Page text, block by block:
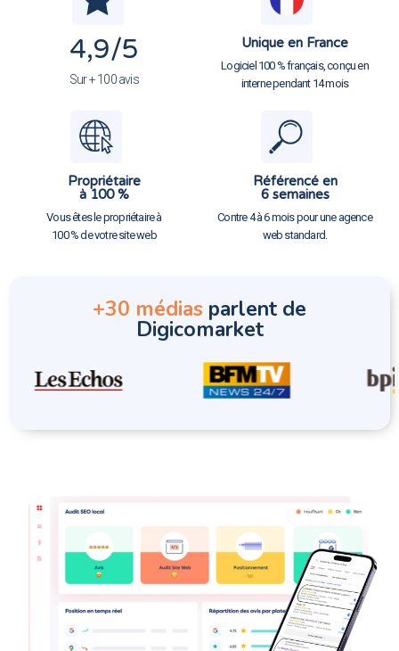
4,9/5
Sur + 100 avis
Unique en France
Logiciel 100 % français, conçu en
interne pendant 14 mois
Propriétaire
à 100 %
Vous êtes le propriétaire à
100 % de votre site web
Référencé en
6 semaines
Contre 4 à 6 mois pour une agence
web standard.
+30 médias parlent de
Digicomarket